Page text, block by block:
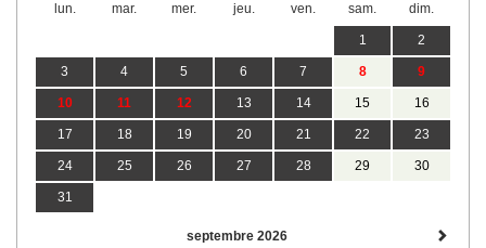
lun. mar. mer. jeu. ven. sam. dim.
1 2
3 4 5 6 7 8 9
10 11 12 13 14 15 16
17 18 19 20 21 22 23
24 25 26 27 28 29 30
31
septembre 2026